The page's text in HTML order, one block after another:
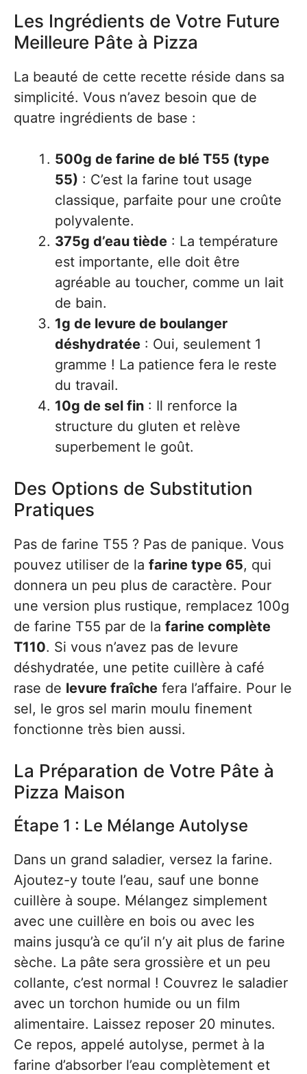
Les Ingrédients de Votre Future
Meilleure Pâte à Pizza
La beauté de cette recette réside dans sa
simplicité. Vous n’avez besoin que de
quatre ingrédients de base :
500g de farine de blé T55 (type
55) : C’est la farine tout usage
classique, parfaite pour une croûte
polyvalente.
375g d’eau tiède : La température
est importante, elle doit être
agréable au toucher, comme un lait
de bain.
1g de levure de boulanger
déshydratée : Oui, seulement 1
gramme ! La patience fera le reste
du travail.
10g de sel fin : Il renforce la
structure du gluten et relève
superbement le goût.
Des Options de Substitution
Pratiques
Pas de farine T55 ? Pas de panique. Vous
pouvez utiliser de la farine type 65, qui
donnera un peu plus de caractère. Pour
une version plus rustique, remplacez 100g
de farine T55 par de la farine complète
T110. Si vous n’avez pas de levure
déshydratée, une petite cuillère à café
rase de levure fraîche fera l’affaire. Pour le
sel, le gros sel marin moulu finement
fonctionne très bien aussi.
La Préparation de Votre Pâte à
Pizza Maison
Étape 1 : Le Mélange Autolyse
Dans un grand saladier, versez la farine.
Ajoutez-y toute l’eau, sauf une bonne
cuillère à soupe. Mélangez simplement
avec une cuillère en bois ou avec les
mains jusqu’à ce qu’il n’y ait plus de farine
sèche. La pâte sera grossière et un peu
collante, c’est normal ! Couvrez le saladier
avec un torchon humide ou un film
alimentaire. Laissez reposer 20 minutes.
Ce repos, appelé autolyse, permet à la
farine d’absorber l’eau complètement et